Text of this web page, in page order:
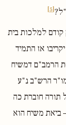
[5]
קודם למלכות בית
אז התמיד
הרמב"ם דמשיח
הרש"ב נ"ע
תורה חוברת כה
ביאת משיח הוא